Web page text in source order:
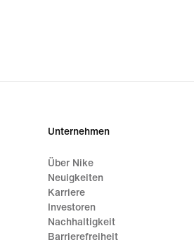
Unternehmen
Über Nike
Neuigkeiten
Karriere
Investoren
Nachhaltigkeit
Barrierefreiheit